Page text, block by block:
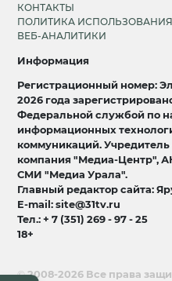
КОНТАКТЫ
ПОЛИТИКА ИСПОЛЬЗОВАНИЯ
ВЕБ-АНАЛИТИКИ
Информация
Регистрационный номер:
2026 года
Федеральной службой по
информационных
коммуникаций.
компания "Медиа-Центр",
СМИ "Медиа Урала".
Главный редактор сайта:
E-mail: site@31tv.ru
Тел.: + 7 (351) 269 - 97 - 25
18+
© 2008-2026 Все права